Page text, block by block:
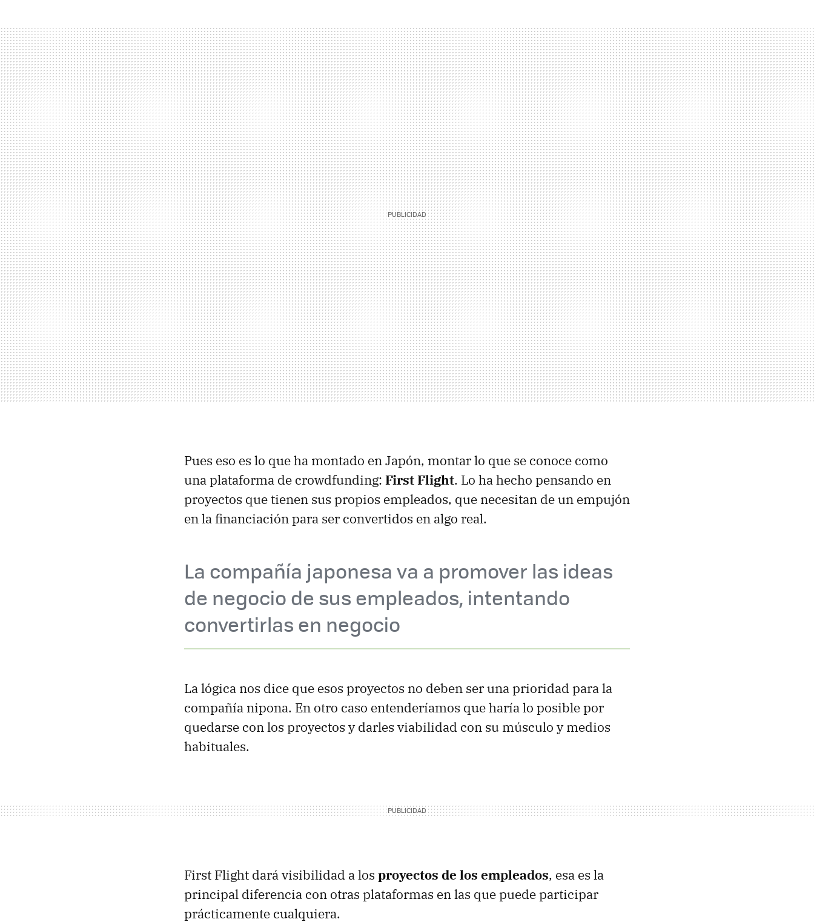
Pues eso es lo que ha montado en Japón, montar lo que se conoce como
una plataforma de crowdfunding: First Flight. Lo ha hecho pensando en
proyectos que tienen sus propios empleados, que necesitan de un empujón
en la financiación para ser convertidos en algo real.
La compañía japonesa va a promover las ideas
de negocio de sus empleados, intentando
convertirlas en negocio
La lógica nos dice que esos proyectos no deben ser una prioridad para la
compañía nipona. En otro caso entenderíamos que haría lo posible por
quedarse con los proyectos y darles viabilidad con su músculo y medios
habituales.
First Flight dará visibilidad a los proyectos de los empleados, esa es la
principal diferencia con otras plataformas en las que puede participar
prácticamente cualquiera.